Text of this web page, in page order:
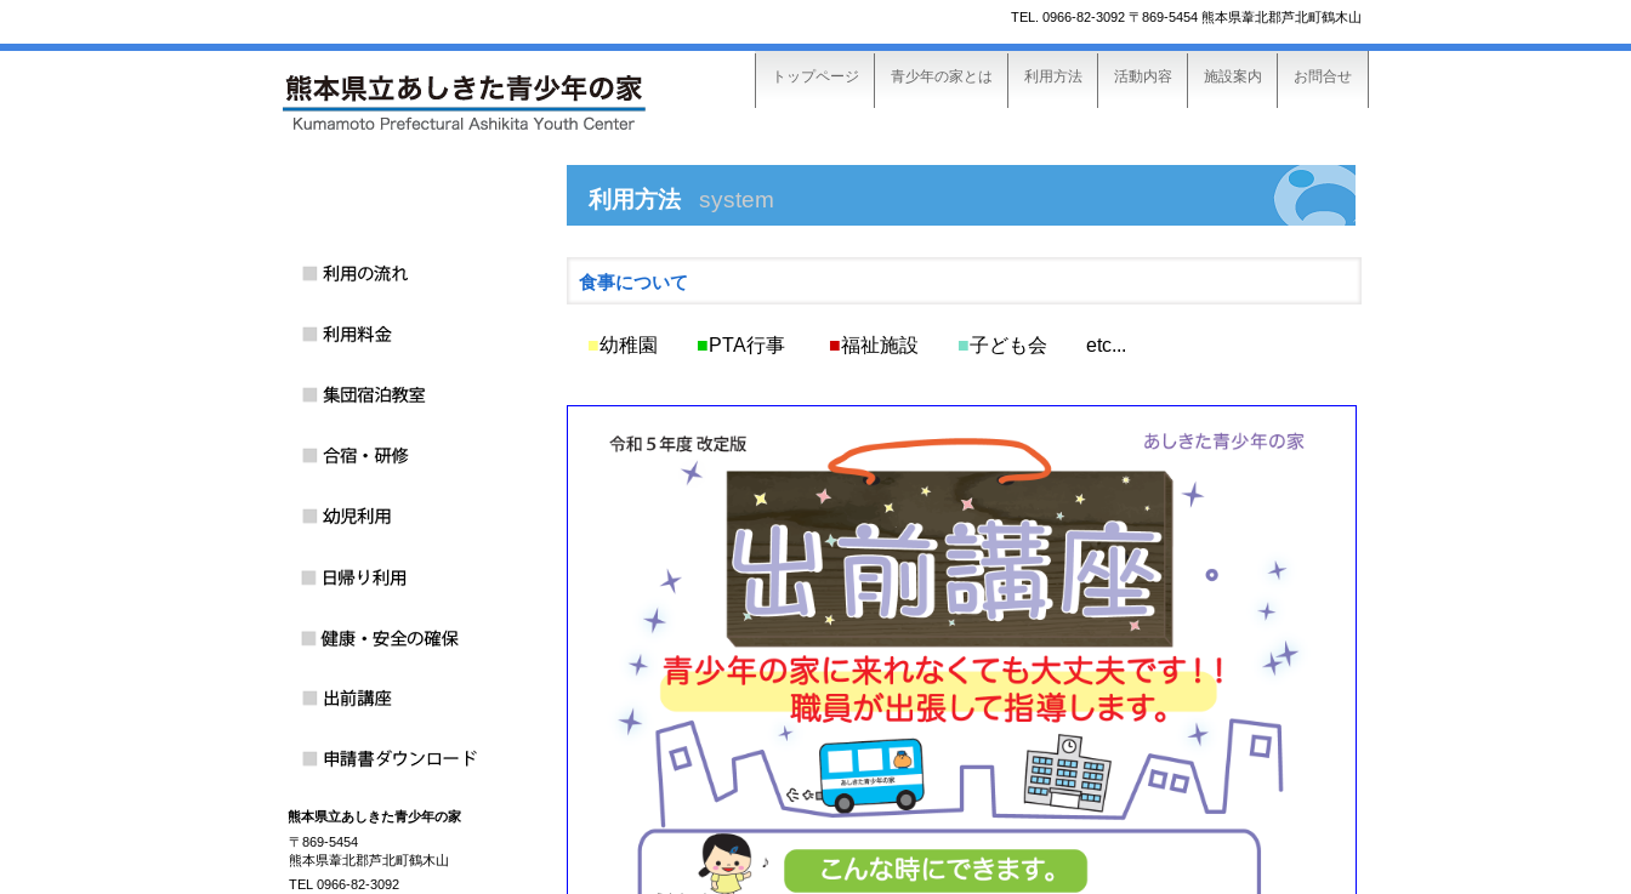
TEL. 0966-82-3092 〒869-5454 熊本県葦北郡芦北町鶴木山
利用方法 system
食事について
■幼稚園 ■PTA行事 ■福祉施設 ■子ども会 etc...
トップページ 青少年の家とは 利用方法 活動内容 施設案内 お問合せ
熊本県立あしきた青少年の家
〒869-5454
熊本県葦北郡芦北町鶴木山
TEL 0966-82-3092